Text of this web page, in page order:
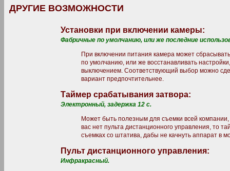
ДРУГИЕ ВОЗМОЖНОСТИ
Установки при включении камеры:
Фабричные по умолчанию, или же последние
При включении питания камера может
по умолчанию, или же восстанавливать
выключением. Соответствующий выбор можно
вариант предпочтительнее.
Таймер срабатывания затвора:
Электронный, задержка 12 с.
Может быть полезным для съемки всей
вас нет пульта дистанционного управления, то
съемках со штатива, дабы не качнуть аппарат в
Пульт дистанционного управления:
Инфракрасный.